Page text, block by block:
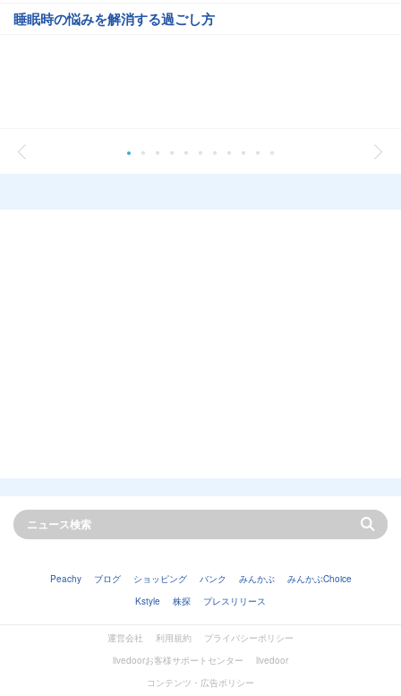
睡眠時の悩みを解消する過ごし方
Peachy ブログ ショッピング バンク みんかぶ
みんかぶChoice
Kstyle
株探 プレスリリース
運営会社 利用規約
プライバシーポリシー
livedoorお客様サポートセンター
livedoor
コンテンツ・広告ポリシー